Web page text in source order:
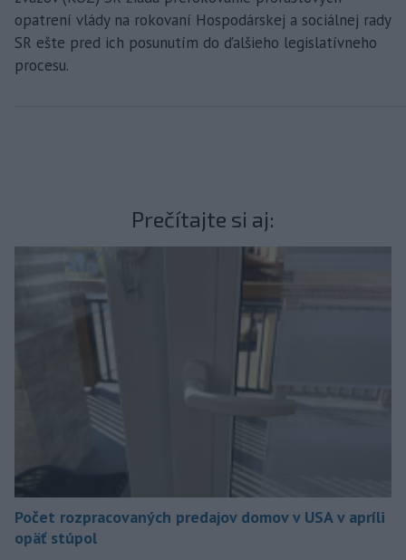
opatrení vlády na rokovaní Hospodárskej a sociálnej rady
SR ešte pred ich posunutím do ďalšieho legislatívneho
procesu.
Prečítajte si aj:
Počet rozpracovaných predajov domov v USA v apríli
opäť stúpol